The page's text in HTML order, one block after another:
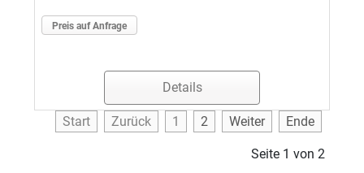
Preis auf Anfrage
Details
Start Zurück 1 2 Weiter Ende
Seite 1 von 2